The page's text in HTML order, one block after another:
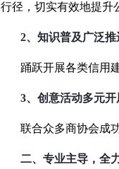
行径，切实有效地提升
2、 知识普及广泛推
踊跃开展各类信用
3、 创意活动多元开
联合众多商协会成
二、专业主导，全